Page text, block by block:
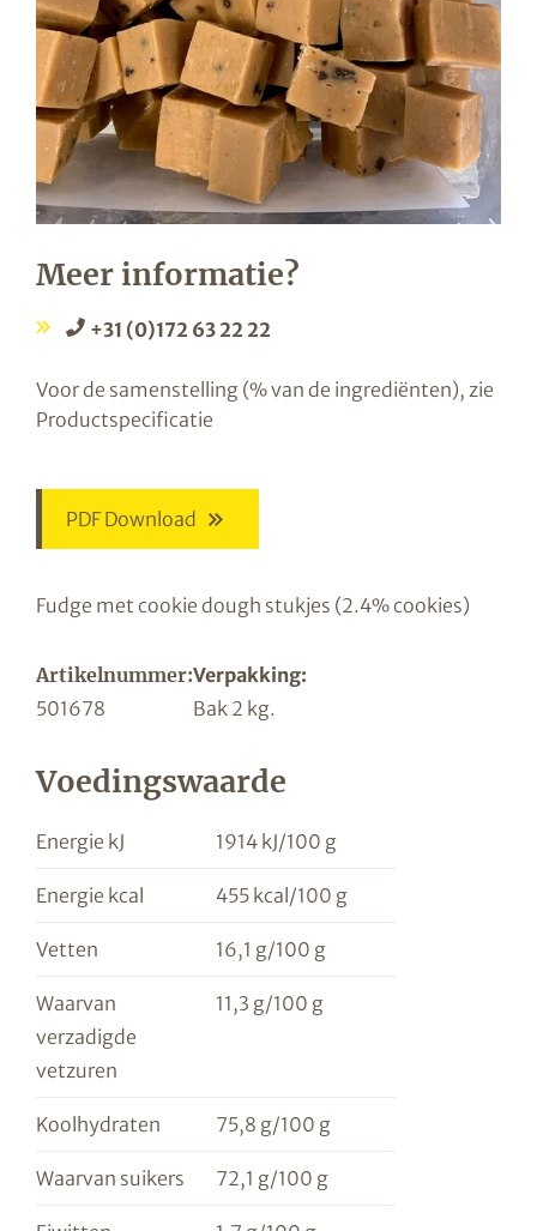
Meer informatie?
+31 (0)172 63 22 22
Voor de samenstelling (% van de ingrediënten), zie
Productspecificatie
PDF Download
Fudge met cookie dough stukjes (2.4% cookies)
Artikelnummer:Verpakking:
501678
Bak 2 kg.
Voedingswaarde
Energie kJ 1914 kJ/100 g
Energie kcal 455 kcal/100 g
Vetten 16,1 g/100 g
Waarvan
verzadigde
vetzuren
11,3 g/100 g
Koolhydraten 75,8 g/100 g
Waarvan suikers 72,1 g/100 g